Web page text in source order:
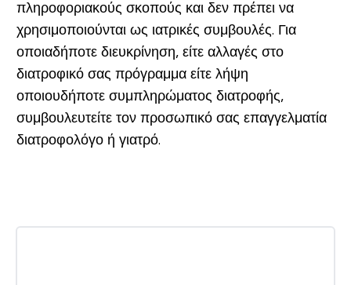
πληροφοριακούς σκοπούς και δεν πρέπει να
χρησιμοποιούνται ως ιατρικές συμβουλές. Για
οποιαδήποτε διευκρίνηση, είτε αλλαγές στο
διατροφικό σας πρόγραμμα είτε λήψη
οποιουδήποτε συμπληρώματος διατροφής,
συμβουλευτείτε τον προσωπικό σας επαγγελματία
διατροφολόγο ή γιατρό.